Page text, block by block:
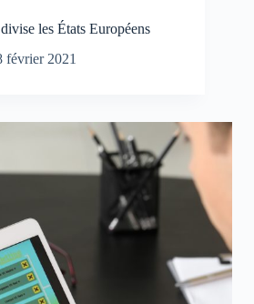
les États Européens
février 2021